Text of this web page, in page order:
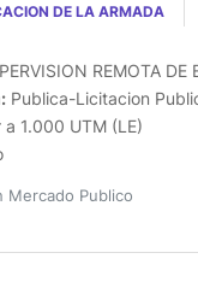
DE LA ARMADA
REMOTA DE
Publica-Licitacion
1.000 UTM (LE)
Mercado Publico